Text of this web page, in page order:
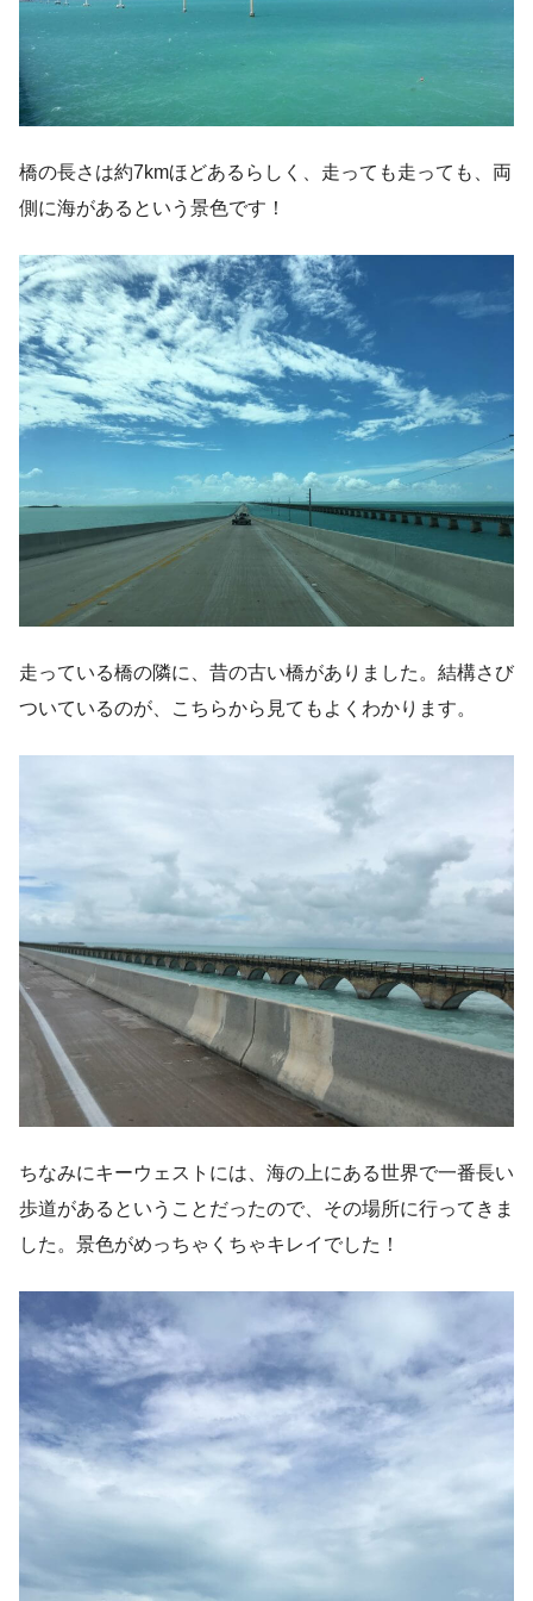
橋の長さは約7kmほどあるらしく、走っても走っても、両
側に海があるという景色です！
走っている橋の隣に、昔の古い橋がありました。結構さび
ついているのが、こちらから見てもよくわかります。
ちなみにキーウェストには、海の上にある世界で一番長い
歩道があるということだったので、その場所に行ってきま
した。景色がめっちゃくちゃキレイでした！